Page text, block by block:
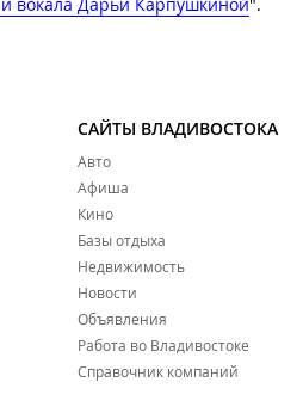
САЙТЫ ВЛАДИВОСТОКА
Авто
Афиша
Кино
Базы отдыха
Недвижимость
Новости
Объявления
Работа во Владивостоке
Справочник компаний